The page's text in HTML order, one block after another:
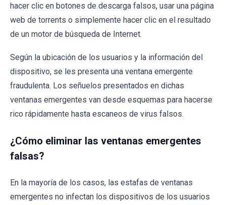
hacer clic en botones de descarga falsos, usar una página
web de torrents o simplemente hacer clic en el resultado
de un motor de búsqueda de Internet.
Según la ubicación de los usuarios y la información del
dispositivo, se les presenta una ventana emergente
fraudulenta. Los señuelos presentados en dichas
ventanas emergentes van desde esquemas para hacerse
rico rápidamente hasta escaneos de virus falsos.
¿Cómo eliminar las ventanas emergentes
falsas?
En la mayoría de los casos, las estafas de ventanas
emergentes no infectan los dispositivos de los usuarios